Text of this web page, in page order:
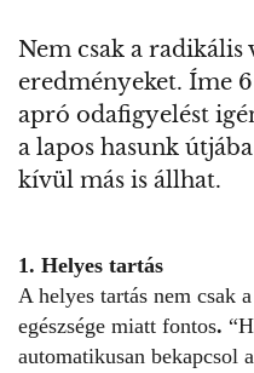
Nem csak a radikális
eredményeket. Íme
apró odafigyelést
a lapos hasunk
kívül más is állhat.
1. Helyes tartás
A helyes tartás nem csak
egészsége miatt fontos.
automatikusan bekapcsol